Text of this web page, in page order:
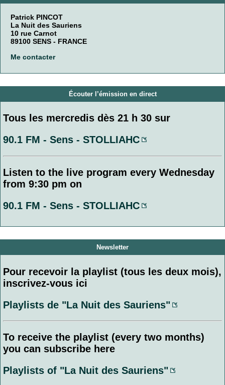
Patrick PINCOT
La Nuit des Sauriens
10 rue Carnot
89100 SENS - FRANCE
Me contacter
Écouter l’émission en direct
Tous les mercredis dès 21 h 30 sur
90.1 FM - Sens - STOLLIAHC
Listen to the live program every Wednesday
from 9:30 pm on
90.1 FM - Sens - STOLLIAHC
Newsletter
Pour recevoir la playlist (tous les deux mois),
inscrivez-vous ici
Playlists de "La Nuit des Sauriens"
To receive the playlist (every two months)
you can subscribe here
Playlists of "La Nuit des Sauriens"